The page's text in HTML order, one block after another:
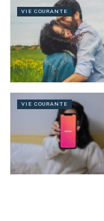
VIE COURANTE
VIE COURANTE